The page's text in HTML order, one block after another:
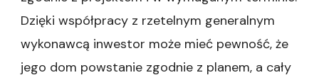
Dzięki współpracy z rzetelnym generalnym
wykonawcą inwestor może mieć pewność, że
jego dom powstanie zgodnie z planem, a cały